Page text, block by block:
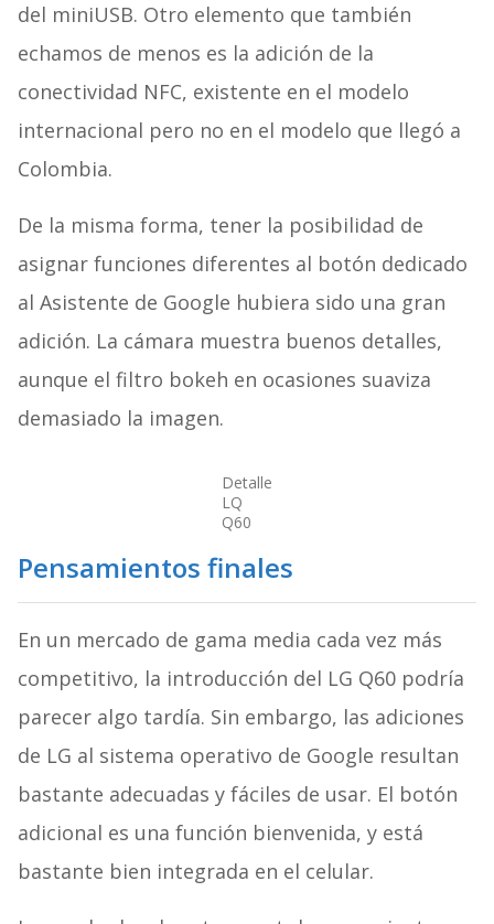
del miniUSB. Otro elemento que también
echamos de menos es la adición de la
conectividad NFC, existente en el modelo
internacional pero no en el modelo que llegó a
Colombia.
De la misma forma, tener la posibilidad de
asignar funciones diferentes al botón dedicado
al Asistente de Google hubiera sido una gran
adición. La cámara muestra buenos detalles,
aunque el filtro bokeh en ocasiones suaviza
demasiado la imagen.
Detalle
LQ
Q60
Pensamientos finales
En un mercado de gama media cada vez más
competitivo, la introducción del LG Q60 podría
parecer algo tardía. Sin embargo, las adiciones
de LG al sistema operativo de Google resultan
bastante adecuadas y fáciles de usar. El botón
adicional es una función bienvenida, y está
bastante bien integrada en el celular.